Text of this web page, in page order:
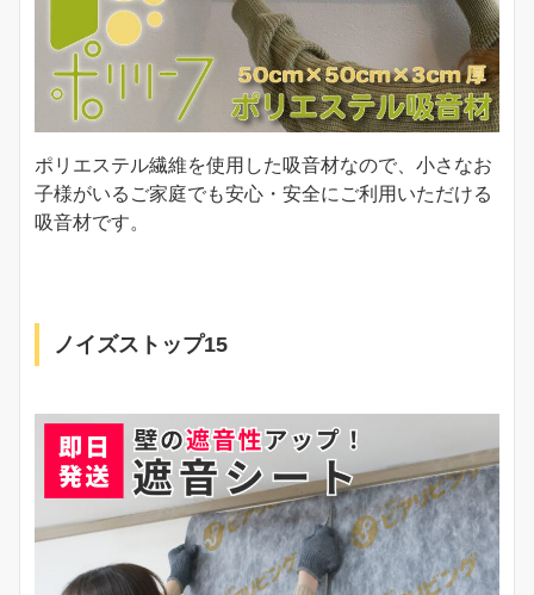
ポリエステル繊維を使用した吸音材なので、小さなお
子様がいるご家庭でも安心・安全にご利用いただける
吸音材です。
ノイズストップ15